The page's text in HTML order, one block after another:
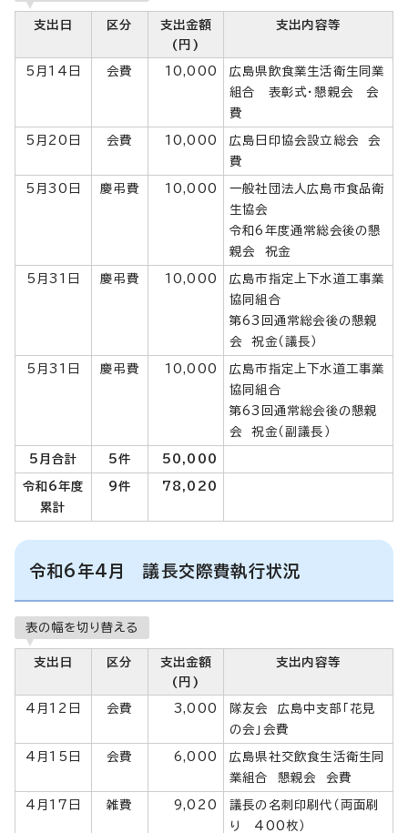
支出日 区分
支出金額
(円)
支出内容等
5月14日 会費 10,000
広島県飲食業生活衛生同業
組合 表彰式・懇親会 会
費
5月20日 会費 10,000
広島日印協会設立総会 会
費
5月30日 慶弔費 10,000
一般社団法人広島市食品衛
生協会
令和6年度通常総会後の懇
親会 祝金
5月31日 慶弔費 10,000
広島市指定上下水道工事業
協同組合
第63回通常総会後の懇親
会 祝金（議長）
5月31日 慶弔費 10,000
広島市指定上下水道工事業
協同組合
第63回通常総会後の懇親
会 祝金（副議長）
5月合計 5件 50,000
令和6年度
累計
9件 78,020
令和6年4月 議長交際費執行状況
表の幅を切り替える
支出日 区分
支出金額
(円)
支出内容等
4月12日 会費 3,000
隊友会 広島中支部「花見
の会」会費
4月15日 会費 6,000
広島県社交飲食生活衛生同
業組合 懇親会 会費
4月17日 雑費 9,020
議長の名刺印刷代（両面刷
り 400枚）